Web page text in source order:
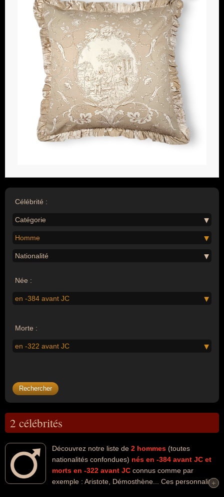
Célébrité :
Catégorie
Homme
Nationalité
Née :
en -384 avant JC
Morte :
en -322 avant JC
2 célébrités
Découvrez notre liste de 2 hommes (toutes
nationalités confondues) nés en -384 avant JC et
morts en -322 avant JC connus comme par
exemple : Aristote, Démosthène... Ces personnalités
+
+